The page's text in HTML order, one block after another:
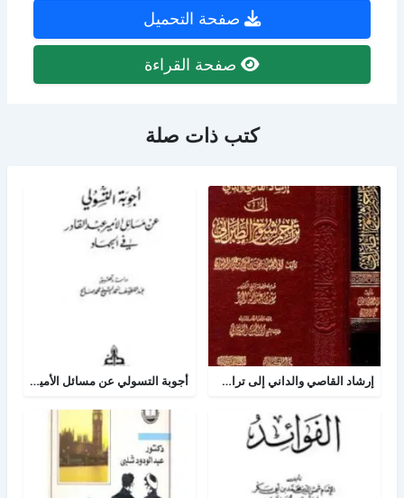
صفحة التحميل
صفحة القراءة
كتب ذات صلة
إرشاد القاصي والداني إلى تراجم شيوخ الطبراني أجوبة التسولي عن مسائل الأمير عبد القادر في الجهاد